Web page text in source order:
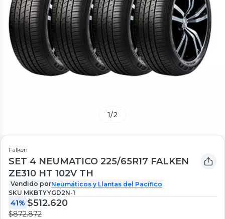
1/2
Falken
SET 4 NEUMATICO 225/65R17 FALKEN
ZE310 HT 102V TH
Vendido porNeumáticos y Llantas del Pacífico
SKU MKBTYYGD2N-1
41% $512.620
$872.872